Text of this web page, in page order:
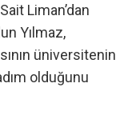
Liman’dan
Yılmaz,
üniversitenin
olduğunu